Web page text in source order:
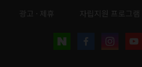
광고 · 제휴
자립지원 프로그램